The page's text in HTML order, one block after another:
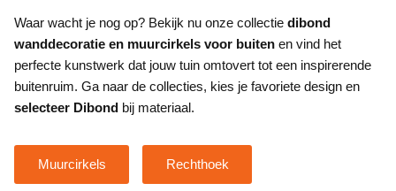
Waar wacht je nog op? Bekijk nu onze collectie dibond
wanddecoratie en muurcirkels voor buiten en vind het
perfecte kunstwerk dat jouw tuin omtovert tot een inspirerende
buitenruim. Ga naar de collecties, kies je favoriete design en
selecteer Dibond bij materiaal.
Muurcirkels Rechthoek